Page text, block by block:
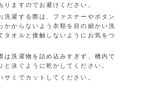
りますのでお避けください。
洗濯する際は、ファスナーやボタン
かからないよう衣類を目の細かい洗
タオルと接触しないようにお気をつ
は洗濯物を詰め込みすぎず、槽内で
と泳ぐように乾かしてください。
サミでカットしてください。